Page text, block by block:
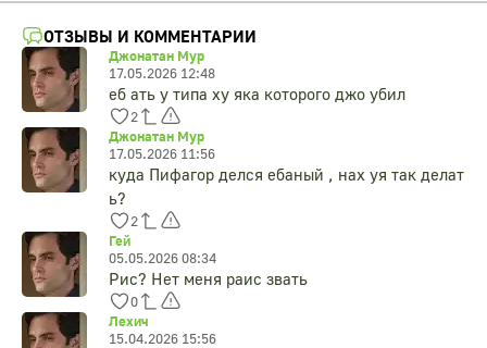
ОТЗЫВЫ И КОММЕНТАРИИ
Джонатан Мур
17.05.2026 12:48
еб ать у типа ху яка которого джо убил
2
Джонатан Мур
17.05.2026 11:56
куда Пифагор делся ебаный , нах уя так делат
ь?
2
Гей
05.05.2026 08:34
Рис? Нет меня раис звать
0
Лехич
15.04.2026 15:56